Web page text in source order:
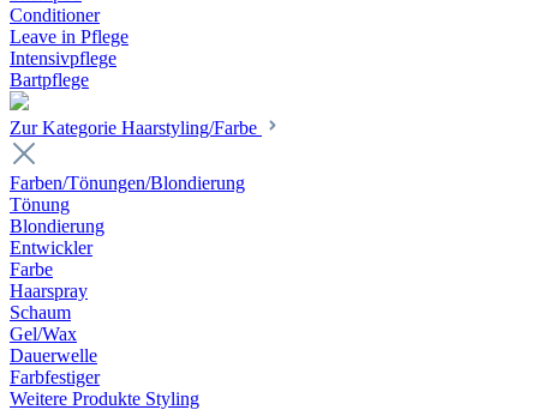
Conditioner
Leave in Pflege
Intensivpflege
Bartpflege
Zur Kategorie Haarstyling/Farbe
Farben/Tönungen/Blondierung
Tönung
Blondierung
Entwickler
Farbe
Haarspray
Schaum
Gel/Wax
Dauerwelle
Farbfestiger
Weitere Produkte Styling